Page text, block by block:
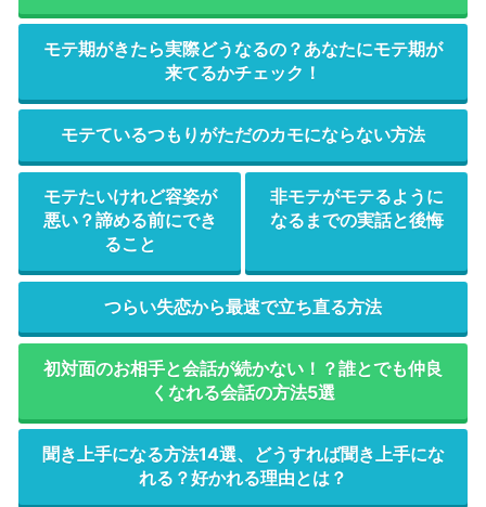
モテ期がきたら実際どうなるの？あなたにモテ期が
来てるかチェック！
モテているつもりがただのカモにならない方法
モテたいけれど容姿が
悪い？諦める前にでき
ること
非モテがモテるように
なるまでの実話と後悔
つらい失恋から最速で立ち直る方法
初対面のお相手と会話が続かない！？誰とでも仲良
くなれる会話の方法5選
聞き上手になる方法14選、どうすれば聞き上手にな
れる？好かれる理由とは？